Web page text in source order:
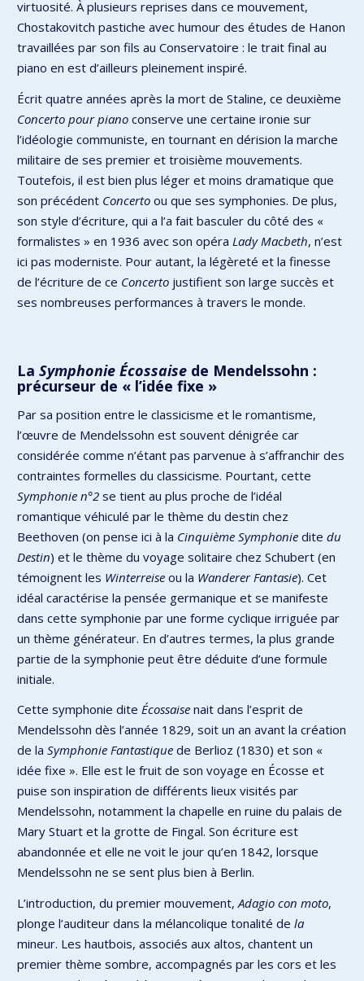
virtuosité. À plusieurs reprises dans ce mouvement,
Chostakovitch pastiche avec humour des études de Hanon
travaillées par son fils au Conservatoire : le trait final au
piano en est d’ailleurs pleinement inspiré.
Écrit quatre années après la mort de Staline, ce deuxième
Concerto pour piano conserve une certaine ironie sur
l’idéologie communiste, en tournant en dérision la marche
militaire de ses premier et troisième mouvements.
Toutefois, il est bien plus léger et moins dramatique que
son précédent Concerto ou que ses symphonies. De plus,
son style d’écriture, qui a l’a fait basculer du côté des «
formalistes » en 1936 avec son opéra Lady Macbeth, n’est
ici pas moderniste. Pour autant, la légèreté et la finesse
de l’écriture de ce Concerto justifient son large succès et
ses nombreuses performances à travers le monde.
La Symphonie Écossaise de Mendelssohn :
précurseur de « l’idée fixe »
Par sa position entre le classicisme et le romantisme,
l’œuvre de Mendelssohn est souvent dénigrée car
considérée comme n’étant pas parvenue à s’affranchir des
contraintes formelles du classicisme. Pourtant, cette
Symphonie n°2 se tient au plus proche de l’idéal
romantique véhiculé par le thème du destin chez
Beethoven (on pense ici à la Cinquième Symphonie dite du
Destin) et le thème du voyage solitaire chez Schubert (en
témoignent les Winterreise ou la Wanderer Fantasie). Cet
idéal caractérise la pensée germanique et se manifeste
dans cette symphonie par une forme cyclique irriguée par
un thème générateur. En d’autres termes, la plus grande
partie de la symphonie peut être déduite d’une formule
initiale.
Cette symphonie dite Écossaise nait dans l’esprit de
Mendelssohn dès l’année 1829, soit un an avant la création
de la Symphonie Fantastique de Berlioz (1830) et son «
idée fixe ». Elle est le fruit de son voyage en Écosse et
puise son inspiration de différents lieux visités par
Mendelssohn, notamment la chapelle en ruine du palais de
Mary Stuart et la grotte de Fingal. Son écriture est
abandonnée et elle ne voit le jour qu’en 1842, lorsque
Mendelssohn ne se sent plus bien à Berlin.
L’introduction, du premier mouvement, Adagio con moto,
plonge l’auditeur dans la mélancolique tonalité de la
mineur. Les hautbois, associés aux altos, chantent un
premier thème sombre, accompagnés par les cors et les